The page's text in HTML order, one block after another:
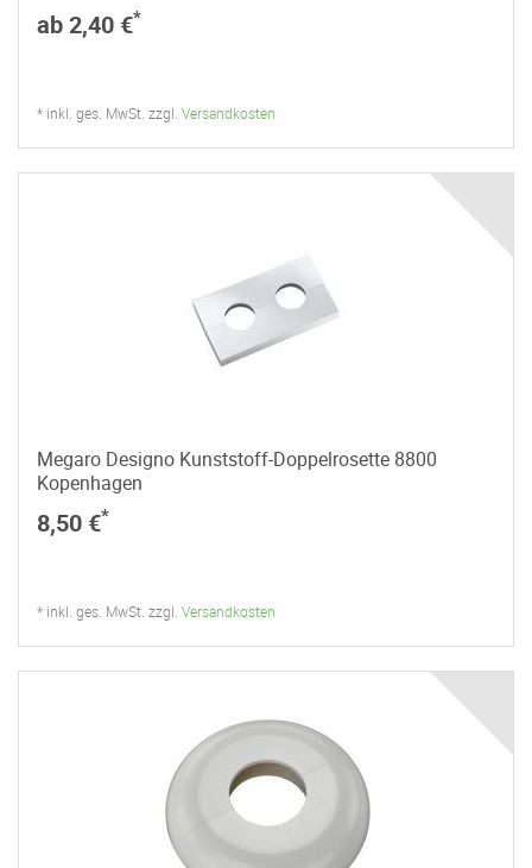
ab 2,40 €*
* inkl. ges. MwSt. zzgl. Versandkosten
Megaro Designo Kunststoff-Doppelrosette 8800
Kopenhagen
8,50 €*
* inkl. ges. MwSt. zzgl. Versandkosten